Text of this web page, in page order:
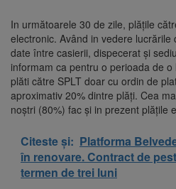
In următoarele 30 de zile, plățile
electronic. Având in vedere
date între casierii, dispecerat și
informam ca pentru o perioada de
plăti către SPLT doar cu ordin de
aproximativ 20% dintre plăți. Cea
noștri (80%) fac și in prezent plățile
Citeste și: Platforma
în renovare. Contract de
termen de trei luni